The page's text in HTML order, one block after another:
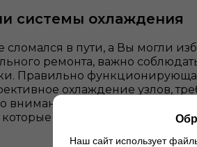
системы охлаждения
в пути, а Вы могли
ремонта, важно
Правильно
охлаждение узлов,
внимания. Вот несколько
помогут сохранить
Наш сайт использует